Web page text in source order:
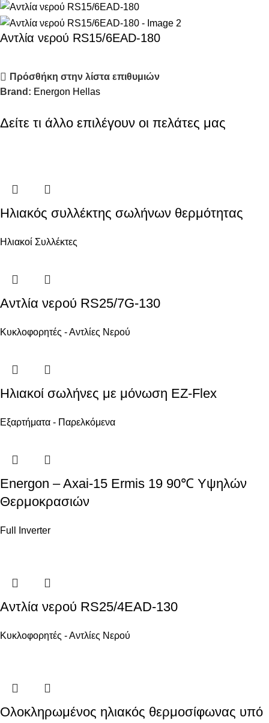
Αντλία νερού RS15/6EAD-180
Πρόσθήκη στην λίστα επιθυμιών
Brand: Energon Hellas
Δείτε τι άλλο επιλέγουν οι πελάτες μας
Ηλιακός συλλέκτης σωλήνων θερμότητας
Ηλιακοί Συλλέκτες
Αντλία νερού RS25/7G-130
Κυκλοφορητές - Αντλίες Νερού
Ηλιακοί σωλήνες με μόνωση EZ-Flex
Εξαρτήματα - Παρελκόμενα
Energon – Axai-15 Ermis 19 90℃ Υψηλών
Θερμοκρασιών
Full Inverter
Αντλία νερού RS25/4EAD-130
Κυκλοφορητές - Αντλίες Νερού
Ολοκληρωμένος ηλιακός θερμοσίφωνας υπό